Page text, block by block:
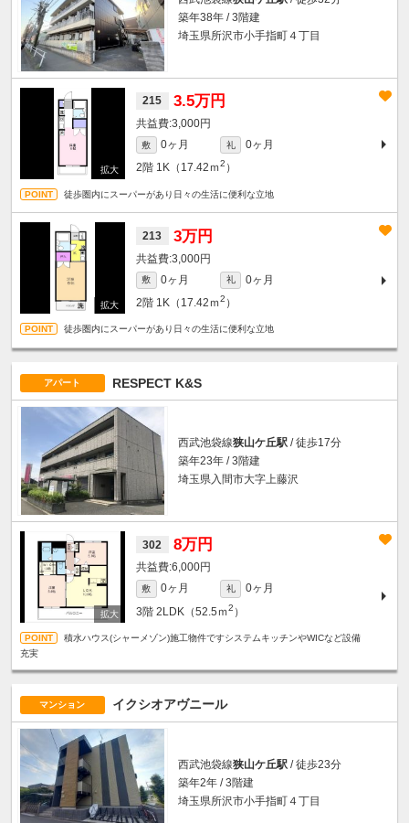
築年38年 / 3階建
埼玉県所沢市小手指町４丁目
215 3.5万円
3,000円
敷 0ヶ月 礼
0ヶ月
2階 1K（17.42ｍ2 ）
徒歩圏内にスーパーがあり日々の生活に便利な立地
213 3万円
3,000円
敷 0ヶ月 礼
0ヶ月
2階 1K（17.42ｍ2 ）
徒歩圏内にスーパーがあり日々の生活に便利な立地
アパート RESPECT K&S
西武池袋線狭山ケ丘駅 / 徒歩17分
築年23年 / 3階建
埼玉県入間市大字上藤沢
302 8万円
6,000円
敷 0ヶ月 礼
0ヶ月
3階 2LDK（52.5ｍ2 ）
積水ハウス(シャーメゾン)施工物件ですシステムキッチンやWICなど設備
充実
マンション イクシオアヴニール
西武池袋線狭山ケ丘駅 / 徒歩23分
築年2年 / 3階建
埼玉県所沢市小手指町４丁目